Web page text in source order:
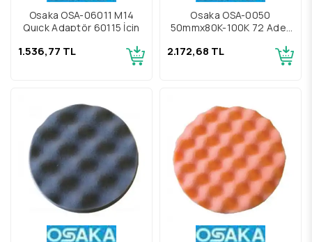
Osaka OSA-06011 M14
Quıck Adaptör 60115 İçin
1.536,77 TL
Osaka OSA-0050
50mmx80K-100K 72 Adet
2.172,68 TL